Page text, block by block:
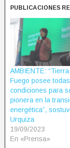
PUBLICACIONES
AMBIENTE:
Fuego posee
condiciones para
pionera en la
energética”,
Urquiza
19/09/2023
En «Prensa»